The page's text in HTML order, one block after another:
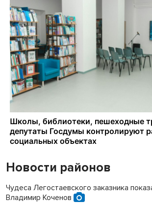
Новости районов
Чудеса Легостаевского заказника
Владимир Коченов